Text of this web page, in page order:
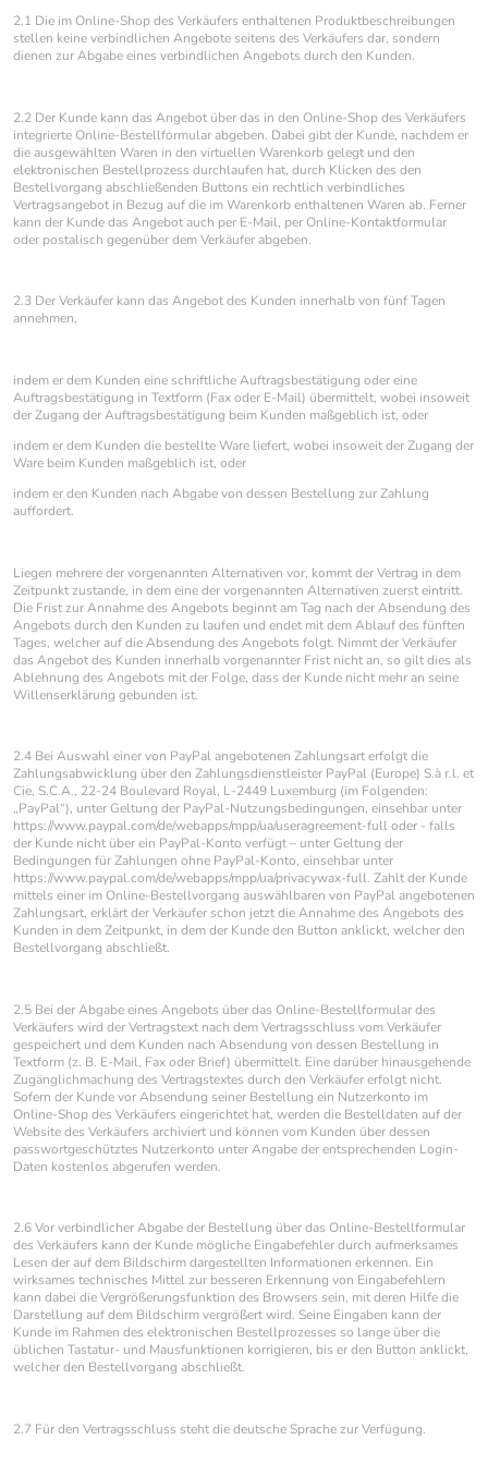
2.1 Die im Online-Shop des Verkäufers enthaltenen Produktbeschreibungen
stellen keine verbindlichen Angebote seitens des Verkäufers dar, sondern
dienen zur Abgabe eines verbindlichen Angebots durch den Kunden.
2.2 Der Kunde kann das Angebot über das in den Online-Shop des Verkäufers
integrierte Online-Bestellformular abgeben. Dabei gibt der Kunde, nachdem er
die ausgewählten Waren in den virtuellen Warenkorb gelegt und den
elektronischen Bestellprozess durchlaufen hat, durch Klicken des den
Bestellvorgang abschließenden Buttons ein rechtlich verbindliches
Vertragsangebot in Bezug auf die im Warenkorb enthaltenen Waren ab. Ferner
kann der Kunde das Angebot auch per E-Mail, per Online-Kontaktformular
oder postalisch gegenüber dem Verkäufer abgeben.
2.3 Der Verkäufer kann das Angebot des Kunden innerhalb von fünf Tagen
annehmen,
indem er dem Kunden eine schriftliche Auftragsbestätigung oder eine
Auftragsbestätigung in Textform (Fax oder E-Mail) übermittelt, wobei insoweit
der Zugang der Auftragsbestätigung beim Kunden maßgeblich ist, oder
indem er dem Kunden die bestellte Ware liefert, wobei insoweit der Zugang der
Ware beim Kunden maßgeblich ist, oder
indem er den Kunden nach Abgabe von dessen Bestellung zur Zahlung
auffordert.
Liegen mehrere der vorgenannten Alternativen vor, kommt der Vertrag in dem
Zeitpunkt zustande, in dem eine der vorgenannten Alternativen zuerst eintritt.
Die Frist zur Annahme des Angebots beginnt am Tag nach der Absendung des
Angebots durch den Kunden zu laufen und endet mit dem Ablauf des fünften
Tages, welcher auf die Absendung des Angebots folgt. Nimmt der Verkäufer
das Angebot des Kunden innerhalb vorgenannter Frist nicht an, so gilt dies als
Ablehnung des Angebots mit der Folge, dass der Kunde nicht mehr an seine
Willenserklärung gebunden ist.
2.4 Bei Auswahl einer von PayPal angebotenen Zahlungsart erfolgt die
Zahlungsabwicklung über den Zahlungsdienstleister PayPal (Europe) S.à r.l. et
Cie, S.C.A., 22-24 Boulevard Royal, L-2449 Luxemburg (im Folgenden:
„PayPal“), unter Geltung der PayPal-Nutzungsbedingungen, einsehbar unter
https://www.paypal.com/de/webapps/mpp/ua/useragreement-full oder - falls
der Kunde nicht über ein PayPal-Konto verfügt – unter Geltung der
Bedingungen für Zahlungen ohne PayPal-Konto, einsehbar unter
https://www.paypal.com/de/webapps/mpp/ua/privacywax-full. Zahlt der Kunde
mittels einer im Online-Bestellvorgang auswählbaren von PayPal angebotenen
Zahlungsart, erklärt der Verkäufer schon jetzt die Annahme des Angebots des
Kunden in dem Zeitpunkt, in dem der Kunde den Button anklickt, welcher den
Bestellvorgang abschließt.
2.5 Bei der Abgabe eines Angebots über das Online-Bestellformular des
Verkäufers wird der Vertragstext nach dem Vertragsschluss vom Verkäufer
gespeichert und dem Kunden nach Absendung von dessen Bestellung in
Textform (z. B. E-Mail, Fax oder Brief) übermittelt. Eine darüber hinausgehende
Zugänglichmachung des Vertragstextes durch den Verkäufer erfolgt nicht.
Sofern der Kunde vor Absendung seiner Bestellung ein Nutzerkonto im
Online-Shop des Verkäufers eingerichtet hat, werden die Bestelldaten auf der
Website des Verkäufers archiviert und können vom Kunden über dessen
passwortgeschütztes Nutzerkonto unter Angabe der entsprechenden Login-
Daten kostenlos abgerufen werden.
2.6 Vor verbindlicher Abgabe der Bestellung über das Online-Bestellformular
des Verkäufers kann der Kunde mögliche Eingabefehler durch aufmerksames
Lesen der auf dem Bildschirm dargestellten Informationen erkennen. Ein
wirksames technisches Mittel zur besseren Erkennung von Eingabefehlern
kann dabei die Vergrößerungsfunktion des Browsers sein, mit deren Hilfe die
Darstellung auf dem Bildschirm vergrößert wird. Seine Eingaben kann der
Kunde im Rahmen des elektronischen Bestellprozesses so lange über die
üblichen Tastatur- und Mausfunktionen korrigieren, bis er den Button anklickt,
welcher den Bestellvorgang abschließt.
2.7 Für den Vertragsschluss steht die deutsche Sprache zur Verfügung.